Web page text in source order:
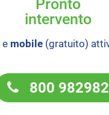
Pronto
intervento
e mobile (gratuito)
800 982982